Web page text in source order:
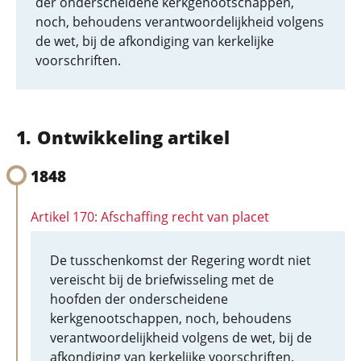
noch, behoudens verantwoordelijkheid volgens
de wet, bij de afkondiging van kerkelijke
voorschriften.
Ontwikkeling artikel
1848
Artikel 170: Afschaffing recht van placet
De tusschenkomst der Regering wordt niet
vereischt bij de briefwisseling met de
hoofden der onderscheidene
kerkgenootschappen, noch, behoudens
verantwoordelijkheid volgens de wet, bij de
afkondiging van kerkelijke voorschriften.